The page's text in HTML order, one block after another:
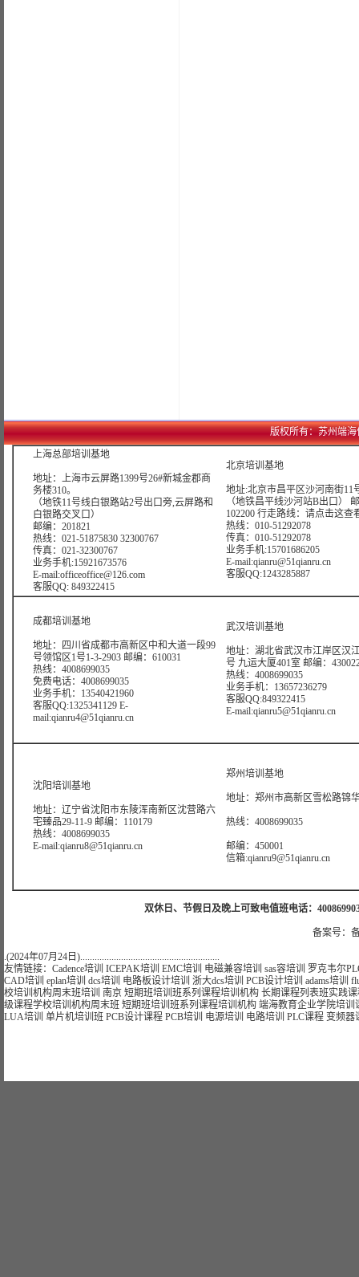
版权所有：苏州端海
上海总部培训基地
地址：上海市云屏路1399号26#新城金郡商
务楼310。
（地铁11号线白银路站2号出口旁,云屏路和
白银路交叉口）
邮编：201821
热线：021-51875830 32300767
传真：021-32300767
业务手机:15921673576
E-mail:officeoffice@126.com
客服QQ: 849322415
北京培训基地
地址:北京市昌平区沙河南街11
（地铁昌平线沙河站B出口）
102200 行走路线： 请点击这查
热线：010-51292078
传真：010-51292078
业务手机:15701686205
E-mail:qianru@51qianru.cn
客服QQ:1243285887
成都培训基地
地址：四川省成都市高新区中和大道一段99
号领馆区1号1-3-2903 邮编：610031
热线：4008699035
免费电话：4008699035
业务手机：13540421960
客服QQ:1325341129 E-
mail:qianru4@51qianru.cn
武汉培训基地
地址：湖北省武汉市江岸区汉
号 九运大厦401室 邮编：
热线：4008699035
业务手机：13657236279
客服QQ:849322415
E-mail:qianru5@51qianru.cn
沈阳培训基地
地址：辽宁省沈阳市东陵浑南新区沈营路六
宅臻品29-11-9 邮编：110179
热线：4008699035
E-mail:qianru8@51qianru.cn
郑州培训基地
地址：郑州市高新区雪松路锦
热线：4008699035
邮编：450001
信箱:qianru9@51qianru.cn
双休日、节假日及晚上可致电值班电话：
备案号：
.(2024年07月24日)..........................................................
友情链接： Cadence培训 ICEPAK培训 EMC培训 电磁兼容培训 sas容培训 罗克韦尔
CAD培训 eplan培训 dcs培训 电路板设计培训 浙大dcs培训 PCB设计培训 adams培训
校培训 机构周末班培训 南京 短期班培训 班系列课程培训 机构 长期课程列表班实践
级课程学校培训 机构周末班 短期班培训 班系列课程培训 机构 端海教育企业学院培训
LUA培训 单片机培训班 PCB设计课程 PCB培训 电源培训 电路培训 PLC课程 变频器